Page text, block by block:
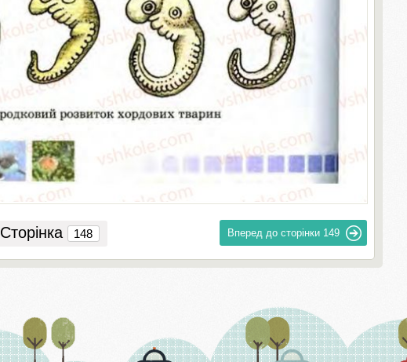
Сторінка Вперед до сторінки 149